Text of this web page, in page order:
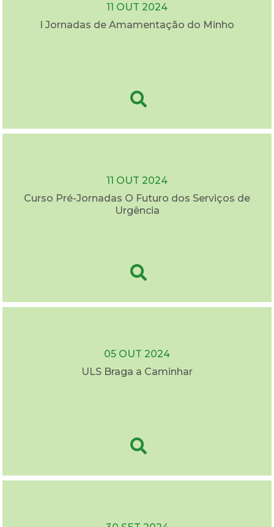
11 OUT 2024
I Jornadas de Amamentação do Minho
11 OUT 2024
Curso Pré-Jornadas O Futuro dos Serviços de
Urgência
05 OUT 2024
ULS Braga a Caminhar